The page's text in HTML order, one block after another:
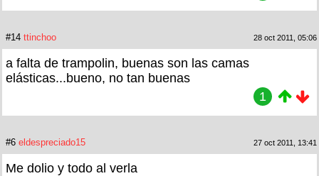
#14 ttinchoo 28 oct 2011, 05:06
a falta de trampolin, buenas son las camas
elásticas...bueno, no tan buenas
1
#6 eldespreciado15 27 oct 2011, 13:41
Me dolio y todo al verla